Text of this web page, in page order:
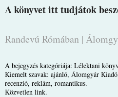
A könyvet itt tudjátok
Randevú Rómában |
A bejegyzés kategóriája: Lélektani
Kiemelt szavak: ajánló, Álomgyár Kiadó
recenzió, reklám, romantikus.
Közvetlen link.